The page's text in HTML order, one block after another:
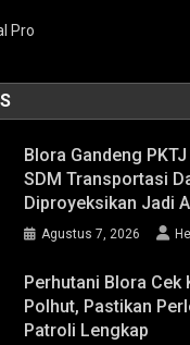
Pro
Blora Gandeng
SDM Transportasi
Diproyeksikan Jadi
Agustus 7, 2026
Perhutani Blora Cek
Polhut, Pastikan
Patroli Lengkap